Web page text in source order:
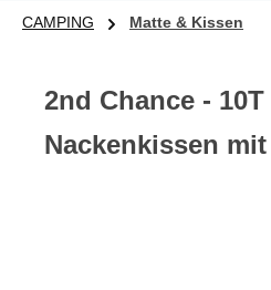
CAMPING Matte & Kissen
2nd Chance -
Nackenkissen